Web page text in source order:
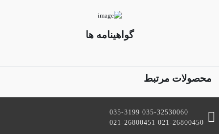
گواهینامه ها
محصولات مرتبط
035-3199 035-32530060
021-26800451 021-26800450